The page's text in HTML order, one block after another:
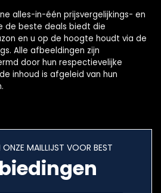
alles-in-één prijsvergelijkings- en
de beste deals biedt die
en u op de hoogte houdt via de
Alle afbeeldingen zijn
door hun respectievelijke
inhoud is afgeleid van hun
MAILLIJST VOOR BEST